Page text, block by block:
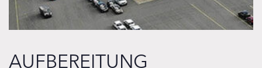
AUFBEREITUNG